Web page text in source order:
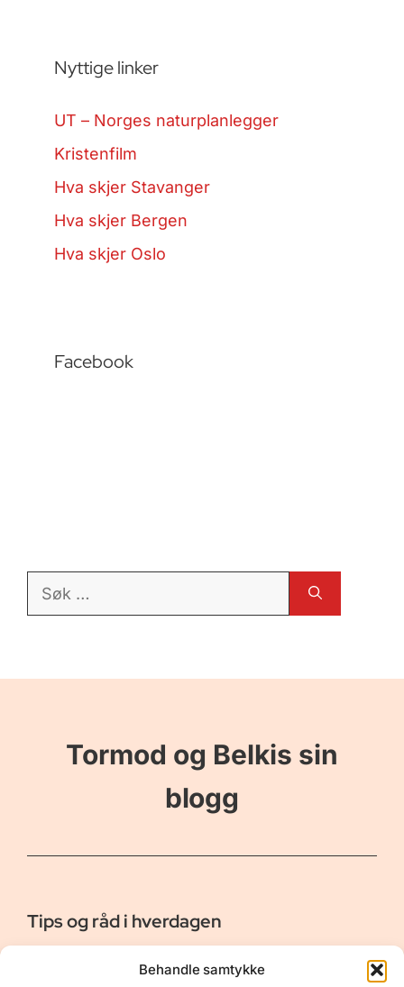
Behandle samtykke
Nyttige linker
UT – Norges naturplanlegger
Kristenfilm
Hva skjer Stavanger
Hva skjer Bergen
Hva skjer Oslo
Facebook
Søk
Tormod og Belkis sin
blogg
Tips og råd i hverdagen
Er vår bloggside hvor vi ønsker å dele våre opplevelser og
gi deg råd og tips innen reiser, hotell - og restauranter,